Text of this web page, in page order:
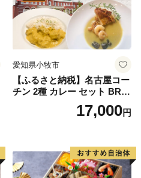
愛知県小牧市
【ふるさと納税】名古屋コー
チン 2種 カレー セット BRIC
K CAFE ブリックカフェ グ
リーンカレー バターチキン
イル カレーライス 簡単調理
お取り寄せグルメ 時短飯 愛
知県 小牧市 送料無料
17,000円